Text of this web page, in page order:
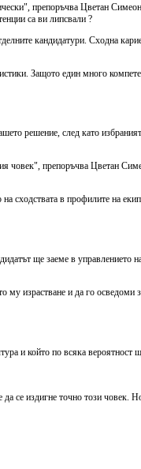
препоръчва Цветан
са ви липсвали ?
кандидатури. Сходна
Защото един много
решение, след като
човек", препоръчва Цветан
сходствата в профилите на
ще заеме в управлението
му израстване и да го осведоми
и който по всяка вероятност
се издигне точно този човек.